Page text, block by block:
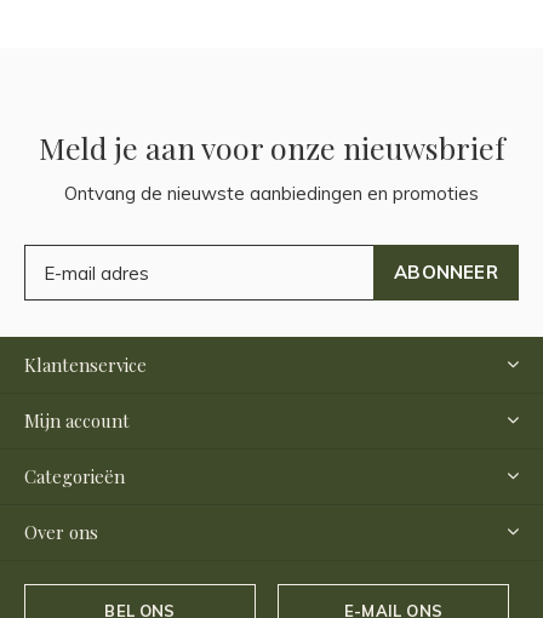
Meld je aan voor onze nieuwsbrief
Ontvang de nieuwste aanbiedingen en promoties
ABONNEER
Klantenservice
Mijn account
Categorieën
Over ons
BEL ONS E-MAIL ONS